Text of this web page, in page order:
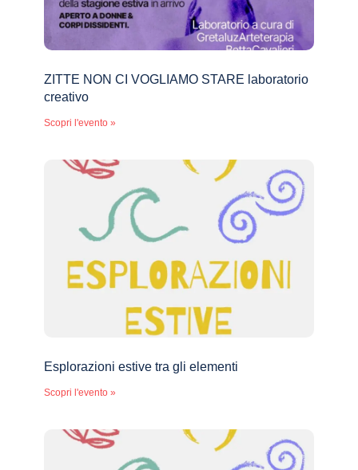
ZITTE NON CI VOGLIAMO STARE laboratorio
creativo
Scopri l'evento »
Esplorazioni estive tra gli elementi
Scopri l'evento »